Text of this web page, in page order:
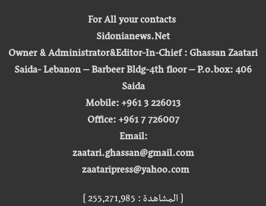
For All your contacts
Sidonianews.Net
Owner & Administrator&Editor-In-Chief : Ghassan Zaatari
Saida- Lebanon – Barbeer Bldg-4th floor – P.o.box: 406
Saida
Mobile: +961 3 226013
Office: +961 7 726007
Email:
zaatari.ghassan@gmail.com
zaataripress@yahoo.com
[ المشاهدة : 255,271,985 ]